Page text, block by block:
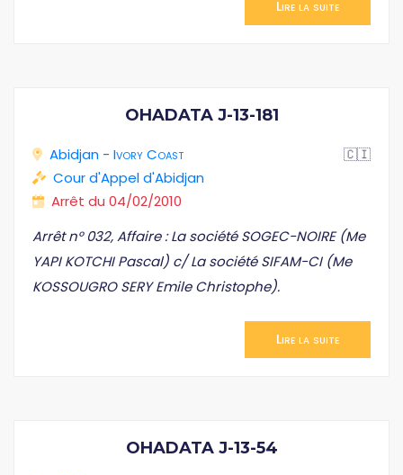
Lire la suite
OHADATA J-13-181
Abidjan - Ivory Coast
🇨🇮
Cour d'Appel d'Abidjan
Arrêt du 04/02/2010
Arrêt n° 032, Affaire : La société SOGEC-NOIRE (Me
YAPI KOTCHI Pascal) c/ La société SIFAM-CI (Me
KOSSOUGRO SERY Emile Christophe).
Lire la suite
OHADATA J-13-54